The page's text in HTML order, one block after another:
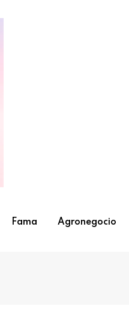
Fama Agronegocio